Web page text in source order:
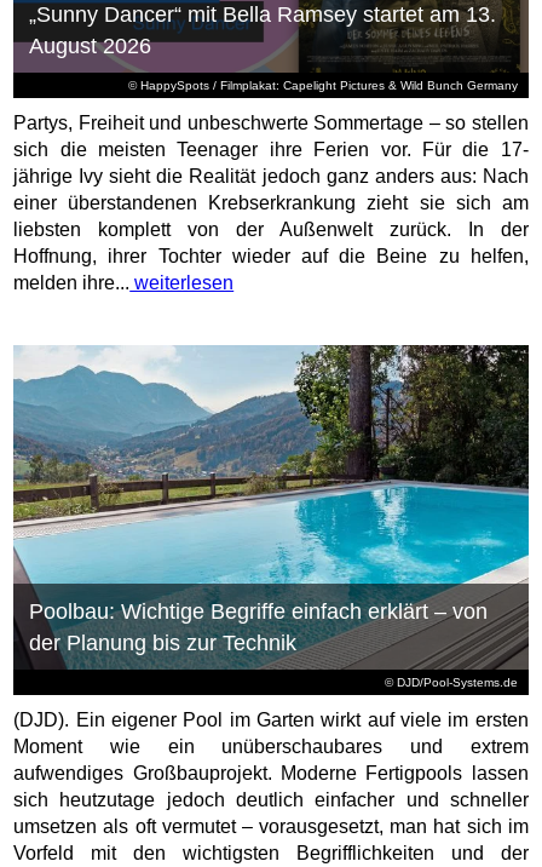
© HappySpots / Filmplakat: Capelight Pictures & Wild Bunch Germany
„Sunny Dancer“ mit Bella Ramsey startet am 13.
August 2026
Partys, Freiheit und unbeschwerte Sommertage – so stellen
sich die meisten Teenager ihre Ferien vor. Für die 17-
jährige Ivy sieht die Realität jedoch ganz anders aus: Nach
einer überstandenen Krebserkrankung zieht sie sich am
liebsten komplett von der Außenwelt zurück. In der
Hoffnung, ihrer Tochter wieder auf die Beine zu helfen,
melden ihre... weiterlesen
© DJD/Pool-Systems.de
Poolbau: Wichtige Begriffe einfach erklärt – von
der Planung bis zur Technik
(DJD). Ein eigener Pool im Garten wirkt auf viele im ersten
Moment wie ein unüberschaubares und extrem
aufwendiges Großbauprojekt. Moderne Fertigpools lassen
sich heutzutage jedoch deutlich einfacher und schneller
umsetzen als oft vermutet – vorausgesetzt, man hat sich im
Vorfeld mit den wichtigsten Begrifflichkeiten und der